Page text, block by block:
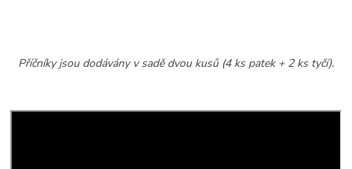
Příčníky jsou dodávány v sadě dvou kusů (4 ks patek + 2 ks tyčí).